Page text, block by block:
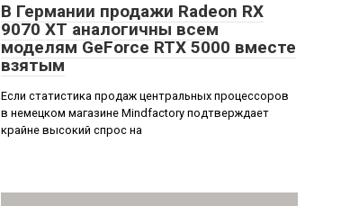
В Германии продажи Radeon RX
9070 XT аналогичны всем
моделям GeForce RTX 5000 вместе
взятым
Если статистика продаж центральных процессоров
в немецком магазине Mindfactory подтверждает
крайне высокий спрос на